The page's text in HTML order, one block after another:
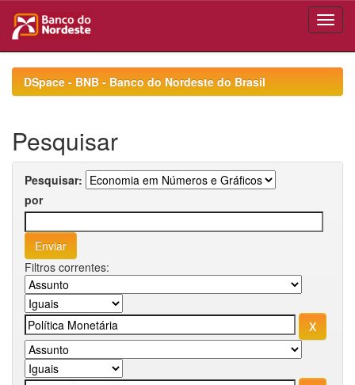
navigationDSpace - BNB - Banco do Nordeste do Brasil
Pesquisar
Pesquisar:
por
Filtros correntes: